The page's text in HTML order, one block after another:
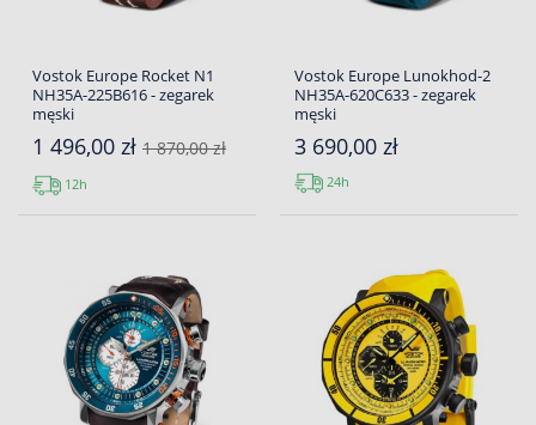
Vostok Europe Rocket N1
NH35A-225B616 - zegarek
męski
1 496,00 zł 1 870,00 zł
12h
Vostok Europe Lunokhod-2
NH35A-620C633 - zegarek
męski
3 690,00 zł
24h